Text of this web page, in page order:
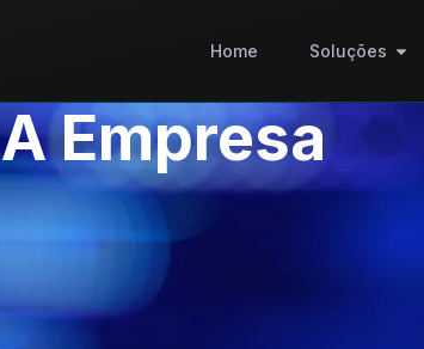
Home Soluções
A Empresa